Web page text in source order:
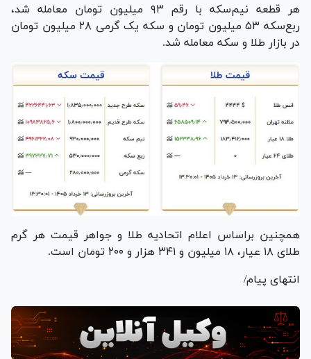
هر قطعه نیم‌سکه با رقم ۹۳ میلیون تومان معامله شد،
ربع‌سکه ۵۳ میلیون تومان و سکه یک گرمی ۲۸ میلیون تومان
در بازار طلا و سکه معامله شد.
همچنین براساس اعلام اتحادیه طلا و جواهر قیمت هر گرم
طلای ۱۸ عیار، ۱۸ میلیون و ۳۴۱ هزار و ۲۰۰ تومان است.
انتهای پیام/